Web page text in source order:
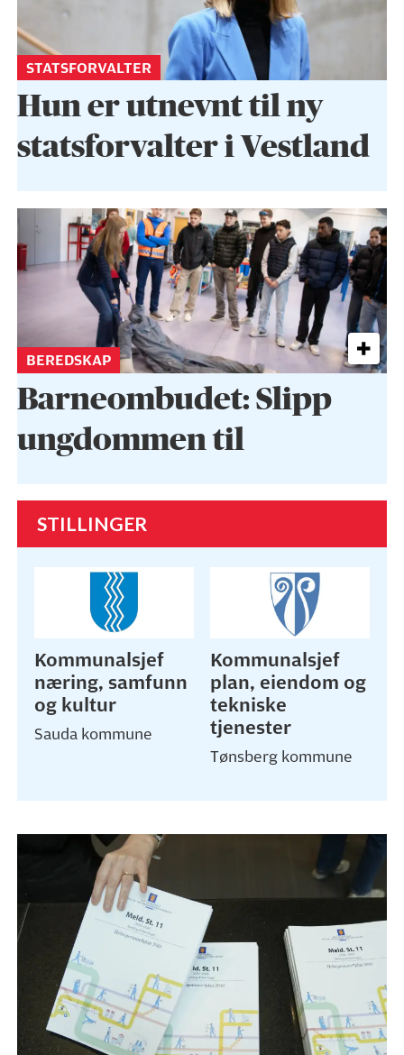
STATSFORVALTER
Hun er utnevnt til ny
statsforvalter i Vestland
BEREDSKAP
Barneombudet: Slipp
ungdommen til
STILLINGER
Kommunalsjef
næring, samfunn
og kultur
Sauda kommune
Kommunalsjef
plan, eiendom og
tekniske
tjenester
Tønsberg kommune